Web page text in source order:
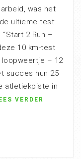
was het
ultieme test:
2 Run –
10 km-test
loopweertje – 12
succes hun 25
atletiekpiste in
VERDER